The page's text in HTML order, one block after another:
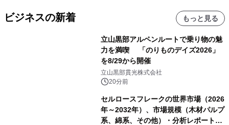
ビジネスの新着 もっと見る
立山黒部アルペンルートで乗り物の魅
力を満喫 「のりものデイズ2026」
を8/29から開催
立山黒部貫光株式会社
20分前
セルロースフレークの世界市場（2026
年～2032年）、市場規模（木材パルプ
系、綿系、その他）・分析レポートを